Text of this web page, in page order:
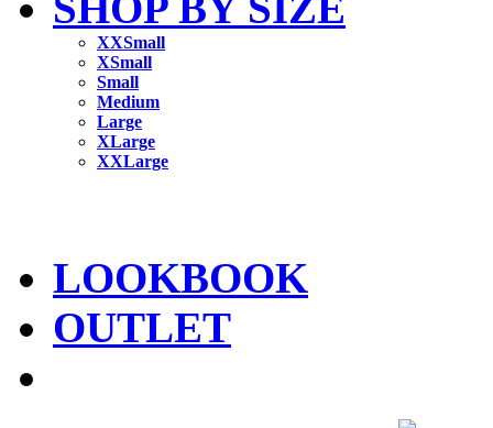
XXSmall
XSmall
Small
Medium
Large
XLarge
XXLarge
LOOKBOOK
OUTLET